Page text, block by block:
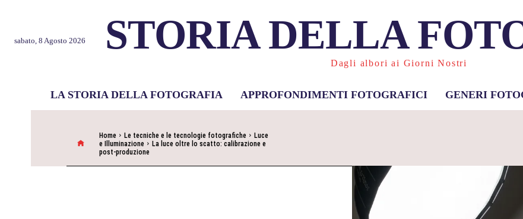
sabato, 8 Agosto 2026 STORIA DELLA
Dagli albori ai Giorni Nostri
LA STORIA DELLA FOTOGRAFIA APPROFONDIMENTI FOTOGRAFICI GENERI
Home Le tecniche e le tecnologie fotografiche
Luce
e Illuminazione
La luce oltre lo scatto: calibrazione e
post-produzione